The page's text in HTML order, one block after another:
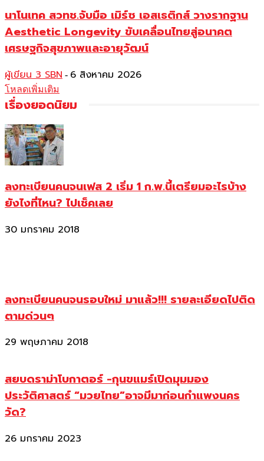
นาโนเทค สวทช.จับมือ เมิร์ซ เอสเธติกส์ วางรากฐาน
Aesthetic Longevity ขับเคลื่อนไทยสู่อนาคต
เศรษฐกิจสุขภาพและอายุวัฒน์
ผู้เขียน 3 SBN - 6 สิงหาคม 2026
โหลดเพิ่มเติม
เรื่องยอดนิยม
ลงทะเบียนคนจนเฟส 2 เริ่ม 1 ก.พ.นี้เตรียมอะไรบ้าง
ยังไงที่ไหน? ไปเช็คเลย
30 มกราคม 2018
ลงทะเบียนคนจนรอบใหม่ มาแล้ว!!! รายละเอียดไปติด
ตามด่วนๆ
29 พฤษภาคม 2018
สยบดราม่าโบกาตอร์ -กุนขแมร์เปิดมุมมอง
ประวัติศาสตร์ “มวยไทย”อาจมีมาก่อนกำแพงนคร
วัด?
26 มกราคม 2023